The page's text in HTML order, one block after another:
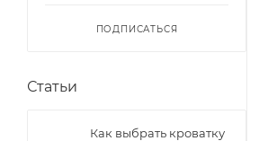
ПОДПИСАТЬСЯ
Статьи
Как выбрать кроватку